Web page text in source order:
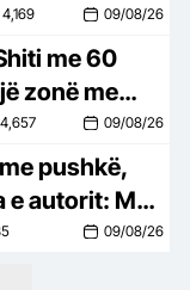
dy shtetas
4,169 09/08/26
me 60
zonë me
euro m2,
i vilës së
4,657 09/08/26
pushkë,
e autorit: Më
09/08/26